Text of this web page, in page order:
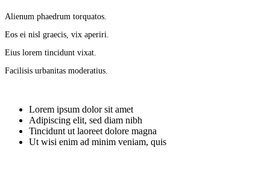
Alienum phaedrum torquatos.
Eos ei nisl graecis, vix aperiri.
Eius lorem tincidunt vixat.
Facilisis urbanitas moderatius.
Lorem ipsum dolor sit amet
Adipiscing elit, sed diam nibh
Tincidunt ut laoreet dolore magna
Ut wisi enim ad minim veniam, quis